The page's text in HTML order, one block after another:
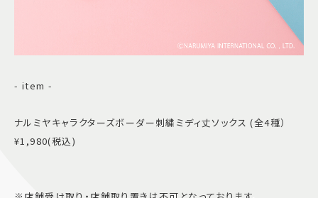
- item -
ナルミヤキャラクターズボーダー刺繍ミディ丈ソックス (全4種）
¥1,980(税込)